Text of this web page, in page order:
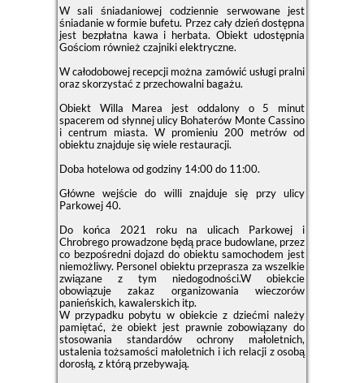
W sali śniadaniowej codziennie serwowane jest
śniadanie w formie bufetu. Przez cały dzień dostępna
jest bezpłatna kawa i herbata. Obiekt udostępnia
Gościom również czajniki elektryczne.
W całodobowej recepcji można zamówić usługi pralni
oraz skorzystać z przechowalni bagażu.
Obiekt Willa Marea jest oddalony o 5 minut
spacerem od słynnej ulicy Bohaterów Monte Cassino
i centrum miasta. W promieniu 200 metrów od
obiektu znajduje się wiele restauracji.
Doba hotelowa od godziny 14:00do 11:00.
Główne wejście do willi znajduje się przy ulicy
Parkowej 40.
Do końca 2021 roku na ulicach Parkowej i
Chrobrego prowadzone będą prace budowlane, przez
co bezpośredni dojazd do obiektu samochodem jest
niemożliwy. Personel obiektu przeprasza za wszelkie
związane z tym niedogodności.W obiekcie
obowiązuje zakaz organizowania wieczorów
panieńskich, kawalerskich itp.
W przypadku pobytu w obiekcie z dziećmi należy
pamiętać, że obiekt jest prawnie zobowiązany do
stosowania standardów ochrony małoletnich,
ustalenia tożsamości małoletnich i ich relacji z osobą
dorosłą, z którą przebywają.